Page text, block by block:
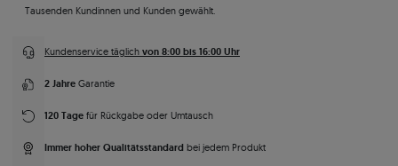
Tausenden Kundinnen und Kunden gewählt.
Kundenservice täglich von 8:00 bis 16:00 Uhr
2 Jahre Garantie
120 Tage für Rückgabe oder Umtausch
Immer hoher Qualitätsstandard bei jedem Produkt